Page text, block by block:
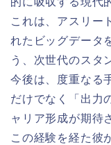
これは、アスリー
れたビッグデータ
う、次世代のスタ
今後は、度重なる
だけでなく「出力
ャリア形成が期待
この経験を経た彼